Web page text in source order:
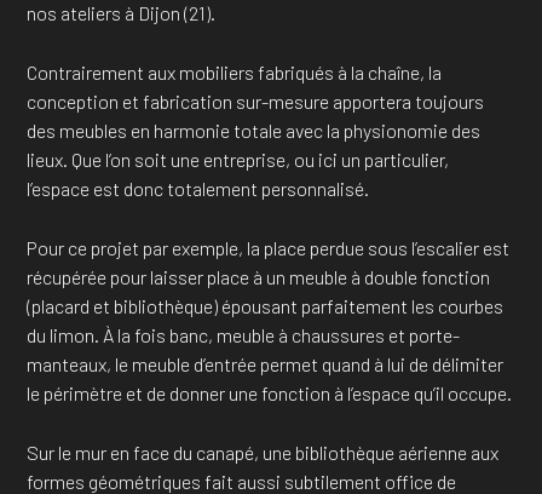
nos ateliers à Dijon (21).
Contrairement aux mobiliers fabriqués à la chaîne, la
conception et fabrication sur-mesure apportera toujours
des meubles en harmonie totale avec la physionomie des
lieux. Que l’on soit une entreprise, ou ici un particulier,
l’espace est donc totalement personnalisé.
Pour ce projet par exemple, la place perdue sous l’escalier est
récupérée pour laisser place à un meuble à double fonction
(placard et bibliothèque) épousant parfaitement les courbes
du limon. À la fois banc, meuble à chaussures et porte-
manteaux, le meuble d’entrée permet quand à lui de délimiter
le périmètre et de donner une fonction à l’espace qu’il occupe.
Sur le mur en face du canapé, une bibliothèque aérienne aux
formes géométriques fait aussi subtilement office de